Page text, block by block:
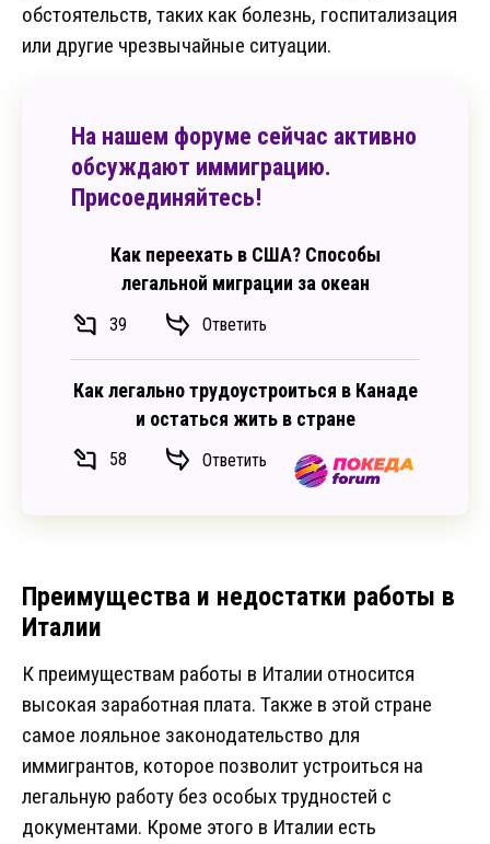
обстоятельств, таких как болезнь, госпитализация
или другие чрезвычайные ситуации.
На нашем форуме сейчас активно
обсуждают иммиграцию.
Присоединяйтесь!
Как переехать в США? Способы
легальной миграции за океан
39 Ответить
Как легально трудоустроиться в Канаде
и остаться жить в стране
58 Ответить
Преимущества и недостатки работы в
Италии
К преимуществам работы в Италии относится
высокая заработная плата. Также в этой стране
самое лояльное законодательство для
иммигрантов, которое позволит устроиться на
легальную работу без особых трудностей с
документами. Кроме этого в Италии есть